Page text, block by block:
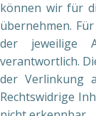
können wir für
übernehmen.
der jeweilige
verantwortlich.
der Verlinkung
Rechtswidrige